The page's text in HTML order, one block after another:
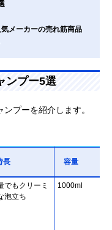
メーカーの売れ筋商品
ンプー5選
プーを紹介します。
長 容量
でもクリーミ
泡立ち
1000ml